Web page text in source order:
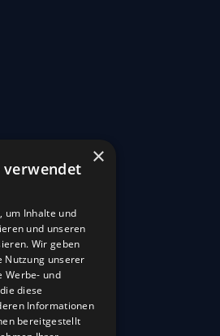
wir helfen?
im Chat zurück.
×
verwendet
um Inhalte und
und unseren
Wir geben
Nutzung unserer
Werbe- und
diese
Informationen
bereitgestellt